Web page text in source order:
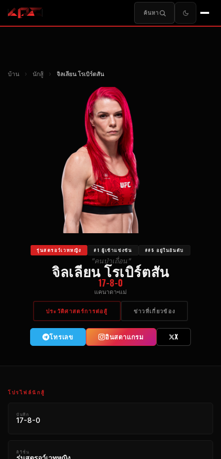
ค้นหา
บ้าน › นักสู้ › จิลเลียน โรเบิร์ตสัน
รุ่นสตรอว์เวทหญิง #1 ผู้เข้าแข่งขัน ##5 อยู่ในอันดับ
"คนป่าเถื่อน"
จิลเลียน โรเบิร์ตสัน
17-8-0
แคนาดา แม่
ประวัติศาสตร์การต่อสู้ ข่าวที่เกี่ยวข้อง
โทรเลข อินสตาแกรม X
โปรไฟล์นักสู้
บันทึก
17-8-0
ดิวิชั่น